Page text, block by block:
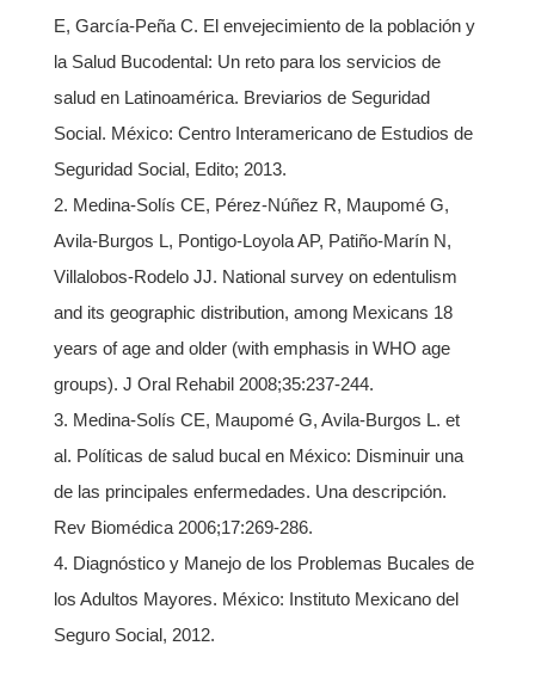
E, García-Peña C. El envejecimiento de la población y
la Salud Bucodental: Un reto para los servicios de
salud en Latinoamérica. Breviarios de Seguridad
Social. México: Centro Interamericano de Estudios de
Seguridad Social, Edito; 2013.
Medina-Solís CE, Pérez-Núñez R, Maupomé G,
Avila-Burgos L, Pontigo-Loyola AP, Patiño-Marín N,
Villalobos-Rodelo JJ. National survey on edentulism
and its geographic distribution, among Mexicans 18
years of age and older (with emphasis in WHO age
groups). J Oral Rehabil 2008;35:237-244.
Medina-Solís CE, Maupomé G, Avila-Burgos L. et
al. Políticas de salud bucal en México: Disminuir una
de las principales enfermedades. Una descripción.
Rev Biomédica 2006;17:269-286.
Diagnóstico y Manejo de los Problemas Bucales de
los Adultos Mayores. México: Instituto Mexicano del
Seguro Social, 2012.